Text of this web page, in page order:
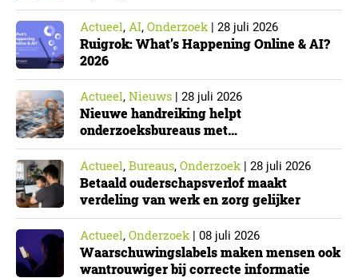
Actueel, AI, Onderzoek| 28 juli 2026
Ruigrok: What’s Happening Online & AI?
2026
Actueel, Nieuws | 28 juli 2026
Nieuwe handreiking helpt
onderzoeksbureaus met
Cyberbeveiligingswet
Actueel, Bureaus, Onderzoek| 28 juli 2026
Betaald ouderschapsverlof maakt
verdeling van werk en zorg gelijker
Actueel, Onderzoek| 08 juli 2026
Waarschuwingslabels maken mensen ook
wantrouwiger bij correcte informatie